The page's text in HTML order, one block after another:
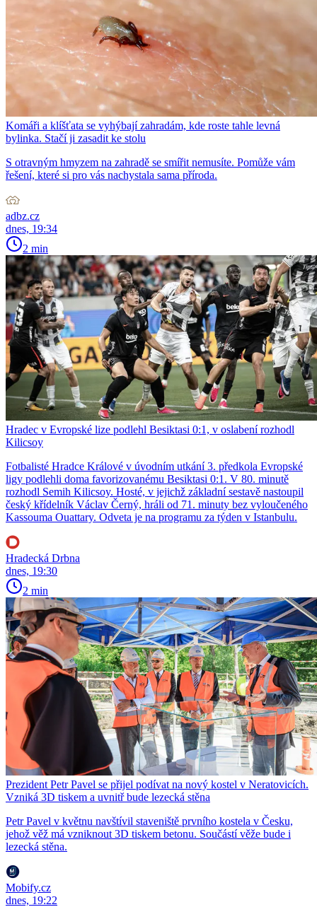
Komáři a klíšťata se vyhýbají zahradám, kde roste tahle levná
bylinka. Stačí ji zasadit ke stolu
S otravným hmyzem na zahradě se smířit nemusíte. Pomůže vám
řešení, které si pro vás nachystala sama příroda.
adbz.cz
dnes, 19:34
2 min
Hradec v Evropské lize podlehl Besiktasi 0:1, v oslabení rozhodl
Kilicsoy
Fotbalisté Hradce Králové v úvodním utkání 3. předkola Evropské
ligy podlehli doma favorizovanému Besiktasi 0:1. V 80. minutě
rozhodl Semih Kilicsoy. Hosté, v jejichž základní sestavě nastoupil
český křídelník Václav Černý, hráli od 71. minuty bez vyloučeného
Kassouma Ouattary. Odveta je na programu za týden v Istanbulu.
Hradecká Drbna
dnes, 19:30
2 min
Prezident Petr Pavel se přijel podívat na nový kostel v Neratovicích.
Vzniká 3D tiskem a uvnitř bude lezecká stěna
Petr Pavel v květnu navštívil staveniště prvního kostela v Česku,
jehož věž má vzniknout 3D tiskem betonu. Součástí věže bude i
lezecká stěna.
Mobify.cz
dnes, 19:22